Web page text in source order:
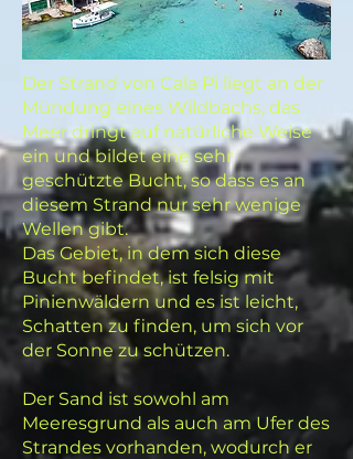
Der Strand von Cala Pi liegt an der
Mündung eines Wildbachs, das
Meer dringt auf natürliche Weise
ein und bildet eine sehr
geschützte Bucht, so dass es an
diesem Strand nur sehr wenige
Wellen gibt.
Das Gebiet, in dem sich diese
Bucht befindet, ist felsig mit
Pinienwäldern und es ist leicht,
Schatten zu finden, um sich vor
der Sonne zu schützen.
Der Sand ist sowohl am
Meeresgrund als auch am Ufer des
Strandes vorhanden, wodurch er